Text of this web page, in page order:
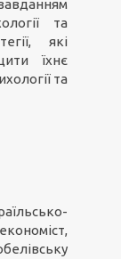
та
які
їхнє
та